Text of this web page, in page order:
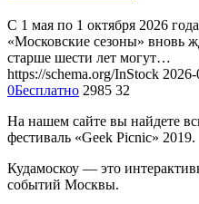
С 1 мая по 1 октября 2026
«Московские сезоны» вновь
старше шести лет могут…
https://schema.org/InStock
0Бесплатно 2985 32
На нашем сайте вы найдете
фестиваль «Geek Picnic» 2019.
Кудамоскоу — это
событий Москвы.